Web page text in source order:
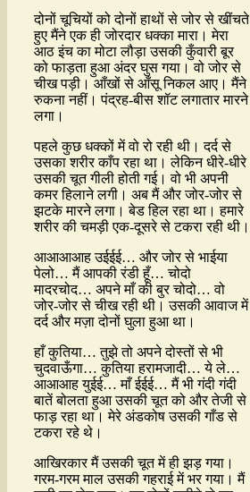
दोनों चूचियों को दोनों हाथों से जोर से खींचते
हुए मैंने एक ही जोरदार धक्का मारा। मेरा
आठ इंच का मोटा लौड़ा उसकी कुँवारी बूर
को फाड़ता हुआ अंदर घुस गया। वो जोर से
चीख पड़ी। आँखों से आँसू निकल आए। मैंने
रुकना नहीं। पंद्रह-बीस शॉट लगातार मारने
लगा।
पहले कुछ धक्कों में वो रो रही थी। दर्द से
उसका शरीर काँप रहा था। लेकिन धीरे-धीरे
उसकी चूत गीली होती गई। वो भी अपनी
कमर हिलाने लगी। अब मैं और जोर-जोर से
झटके मारने लगा। बेड हिल रहा था। हमारे
शरीर की चमड़ी एक-दूसरे से टकरा रही थी।
आआआआह उईईई… और जोर से भाईया
पेलो… मैं आपकी रंडी हूँ… चोदो
मादरचोद… अपने माँ की बुर चोदो… वो
जोर-जोर से चीख रही थी। उसकी आवाज में
दर्द और मज़ा दोनों घुला हुआ था।
हाँ कुतिया… तुझे तो अपने दोस्तों से भी
चुदवाऊँगा… कुतिया हरामजादी… ये ले…
आआआह युईई… माँ ईईई… मैं भी गंदी गंदी
बातें बोलता हुआ उसकी चूत को और तेजी से
फाड़ रहा था। मेरे अंडकोष उसकी गाँड से
टकरा रहे थे।
आखिरकार मैं उसकी चूत में ही झड़ गया।
गरम-गरम माल उसकी गहराई में भर गया। मैं